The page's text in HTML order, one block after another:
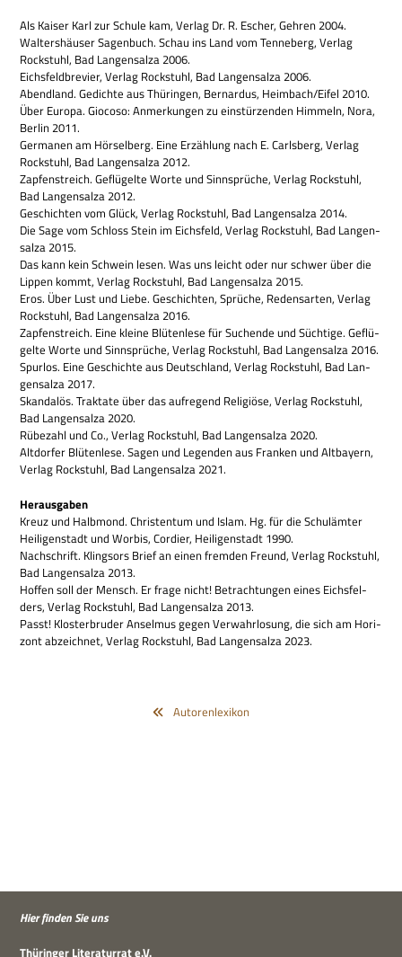
Als Kai­ser Karl zur Schule kam, Ver­lag Dr. R. Escher, Geh­ren 2004.
Wal­ters­häu­ser Sagen­buch. Schau ins Land vom Ten­ne­berg, Ver­lag
Rock­stuhl, Bad Lan­gen­salza 2006.
Eichs­feld­bre­vier, Ver­lag Rock­stuhl, Bad Lan­gen­salza 2006.
Abend­land. Gedichte aus Thü­rin­gen, Ber­nar­dus, Heimbach/Eifel 2010.
Über Europa. Gio­coso: Anmer­kun­gen zu ein­stür­zen­den Him­meln, Nora,
Ber­lin 2011.
Ger­ma­nen am Hör­sel­berg. Eine Erzäh­lung nach E. Carls­berg, Ver­lag
Rock­stuhl, Bad Lan­gen­salza 2012.
Zap­fen­streich. Geflü­gelte Worte und Sinn­sprü­che, Ver­lag Rock­stuhl,
Bad Lan­gen­salza 2012.
Geschich­ten vom Glück, Ver­lag Rock­stuhl, Bad Lan­gen­salza 2014.
Die Sage vom Schloss Stein im Eichs­feld, Ver­lag Rock­stuhl, Bad Lan­gen­
salza 2015.
Das kann kein Schwein lesen. Was uns leicht oder nur schwer über die
Lip­pen kommt, Ver­lag Rock­stuhl, Bad Lan­gen­salza 2015.
Eros. Über Lust und Liebe. Geschich­ten, Sprü­che, Redens­ar­ten, Ver­lag
Rock­stuhl, Bad Lan­gen­salza 2016.
Zap­fen­streich. Eine kleine Blü­ten­lese für Suchende und Süch­tige. Geflü­
gelte Worte und Sinn­sprü­che, Ver­lag Rock­stuhl, Bad Lan­gen­salza 2016.
Spur­los. Eine Geschichte aus Deutsch­land, Ver­lag Rock­stuhl, Bad Lan­
gen­salza 2017.
Skan­da­lös. Trak­tate über das auf­re­gend Reli­giöse, Ver­lag Rock­stuhl,
Bad Lan­gen­salza 2020.
Rübe­zahl und Co., Ver­lag Rock­stuhl, Bad Lan­gen­salza 2020.
Alt­dor­fer Blü­ten­lese. Sagen und Legen­den aus Fran­ken und Alt­bay­ern,
Ver­lag Rock­stuhl, Bad Lan­gen­salza 2021.
Her­aus­ga­ben
Kreuz und Halb­mond. Chri­sten­tum und Islam. Hg. für die Schul­äm­ter
Hei­li­gen­stadt und Worbis, Cor­dier, Hei­li­gen­stadt 1990.
Nach­schrift. Klings­ors Brief an einen frem­den Freund, Ver­lag Rock­stuhl,
Bad Lan­gen­salza 2013.
Hof­fen soll der Mensch. Er frage nicht! Betrach­tun­gen eines Eichs­fel­
ders, Ver­lag Rock­stuhl, Bad Lan­gen­salza 2013.
Passt! Klo­ster­bru­der Ansel­mus gegen Ver­wahr­lo­sung, die sich am Hori­
zont abzeich­net, Ver­lag Rock­stuhl, Bad Lan­gen­salza 2023.
Autorenlexikon
Hier fin­den Sie uns
Thü­rin­ger Lite­ra­tur­rat e.V.